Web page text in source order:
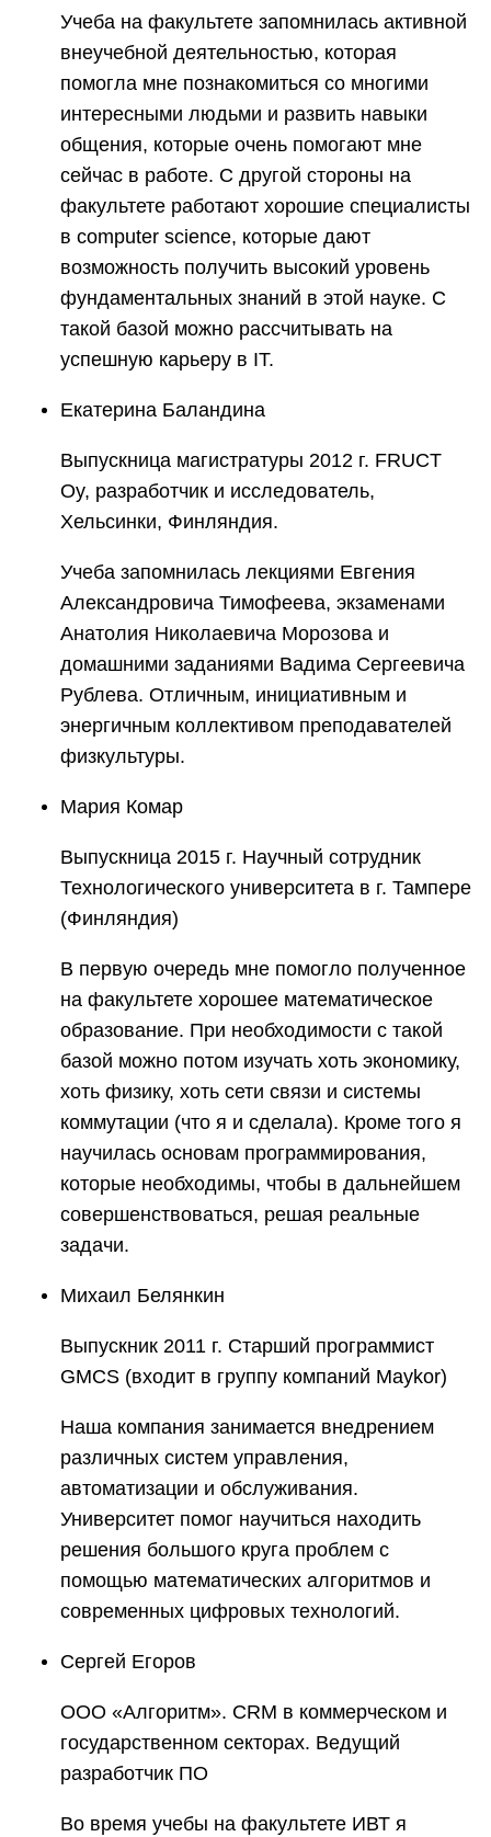
Учеба на факультете запомнилась активной
внеучебной деятельностью, которая
помогла мне познакомиться со многими
интересными людьми и развить навыки
общения, которые очень помогают мне
сейчас в работе. С другой стороны на
факультете работают хорошие специалисты
в computer science, которые дают
возможность получить высокий уровень
фундаментальных знаний в этой науке. С
такой базой можно рассчитывать на
успешную карьеру в IT.
Екатерина Баландина
Выпускница магистратуры 2012 г. FRUCT
Oy, разработчик и исследователь,
Хельсинки, Финляндия.
Учеба запомнилась лекциями Евгения
Александровича Тимофеева, экзаменами
Анатолия Николаевича Морозова и
домашними заданиями Вадима Сергеевича
Рублева. Отличным, инициативным и
энергичным коллективом преподавателей
физкультуры.
Мария Комар
Выпускница 2015 г. Научный сотрудник
Технологического университета в г. Тампере
(Финляндия)
В первую очередь мне помогло полученное
на факультете хорошее математическое
образование. При необходимости с такой
базой можно потом изучать хоть экономику,
хоть физику, хоть сети связи и системы
коммутации (что я и сделала). Кроме того я
научилась основам программирования,
которые необходимы, чтобы в дальнейшем
совершенствоваться, решая реальные
задачи.
Михаил Белянкин
Выпускник 2011 г. Старший программист
GMCS (входит в группу компаний Maykor)
Наша компания занимается внедрением
различных систем управления,
автоматизации и обслуживания.
Университет помог научиться находить
решения большого круга проблем с
помощью математических алгоритмов и
современных цифровых технологий.
Сергей Егоров
ООО «Алгоритм». CRM в коммерческом и
государственном секторах. Ведущий
разработчик ПО
Во время учебы на факультете ИВТ я